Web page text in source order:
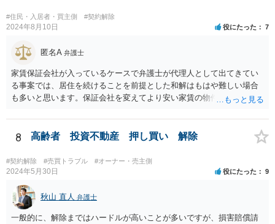
#住民・入居者・買主側 #契約解除
2024年8月10日 役にたった 7
匿名A 弁護士
家賃保証会社が入っているケースで弁護士が代理人として出てきてい
る事案では、居住を続けることを前提とした和解はもはや難しい場合
も多いと思います。保証会社を変えてより安い家賃の物件に転居する
8 高齢者 投資不動産 押し買い 解除
#契約解除 #売買トラブル #オーナー・売主側
2024年5月30日 役にたった 9
秋山 直人 弁護士
一般的に、解除まではハードルが高いことが多いですが、損害賠償請